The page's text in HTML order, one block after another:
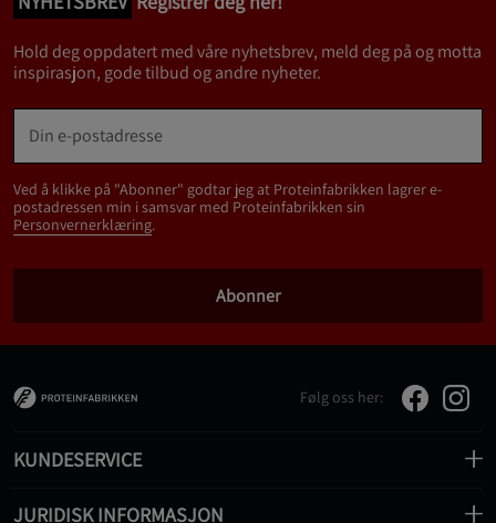
Hold deg oppdatert med våre nyhetsbrev, meld deg på og motta
inspirasjon, gode tilbud og andre nyheter.
Ved å klikke på "Abonner" godtar jeg at Proteinfabrikken lagrer e-
postadressen min i samsvar med Proteinfabrikken sin
Personvernerklæring.
Abonner
Følg oss her:
KUNDESERVICE
JURIDISK INFORMASJON